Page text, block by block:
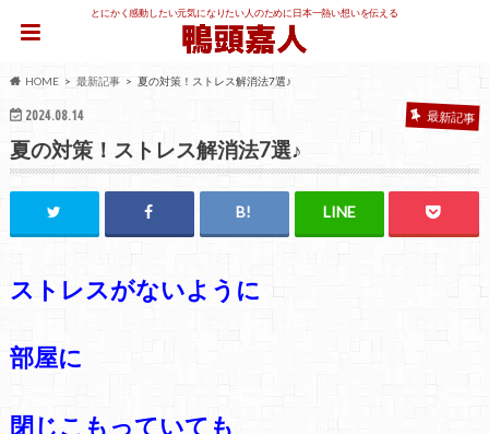
とにかく感動したい元気になりたい人のために日本一熱い想いを伝える
HOME 最新記事 夏の対策！ストレス解消法7選♪
2024.08.14 最新記事
夏の対策！ストレス解消法7選♪
ストレスがないように
部屋に
閉じこもっていても